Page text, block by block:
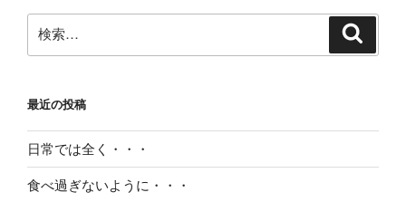
索:
最近の投稿
日常では全く・・・
食べ過ぎないように・・・